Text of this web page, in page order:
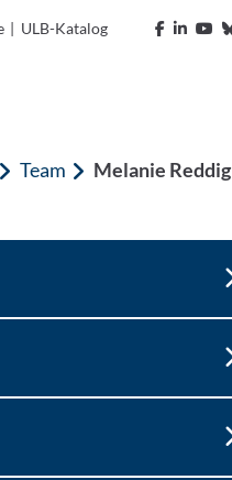
| ULB-Katalog
Team Melanie Reddig